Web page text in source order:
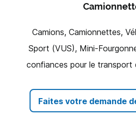
Camions, Camionnettes,
Sport (VUS), Mini-
confiances pour le transport
Faites votre demande